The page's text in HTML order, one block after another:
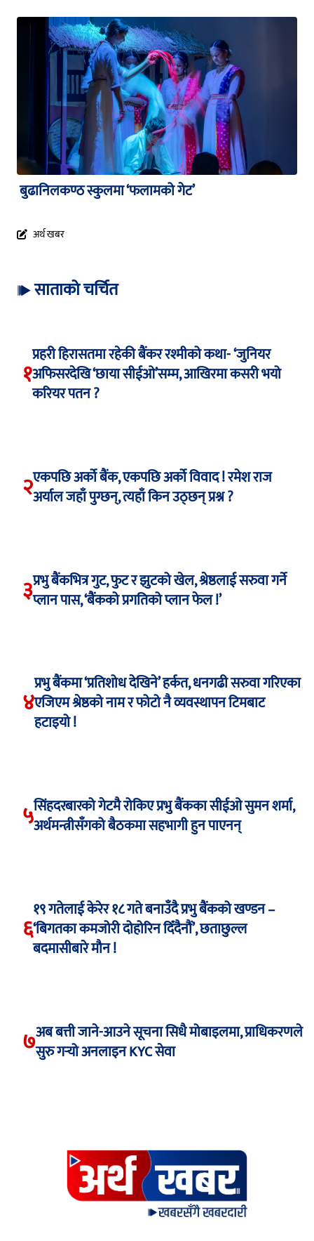
बुढानिलकण्ठ स्कुलमा ‘फलामको गेट’
अर्थ खबर
साताको चर्चित
१
प्रहरी हिरासतमा रहेकी बैंकर रश्मीको कथा- ‘जुनियर
अफिसरदेखि ‘छाया सीईओ’सम्म, आखिरमा कसरी भयो
करियर पतन ?
२एकपछि अर्को बैंक, एकपछि अर्को विवाद ! रमेश राज
अर्याल जहाँ पुग्छन्, त्यहाँ किन उठ्छन् प्रश्न ?
३प्रभु बैंकभित्र गुट, फुट र झुटको खेल, श्रेष्ठलाई सरुवा गर्ने
प्लान पास, ‘बैंकको प्रगतिको प्लान फेल !’
४
प्रभु बैंकमा ‘प्रतिशोध देखिने’ हर्कत, धनगढी सरुवा गरिएका
एजिएम श्रेष्ठको नाम र फोटो नै व्यवस्थापन टिमबाट
हटाइयो !
५सिंहदरबारको गेटमै रोकिए प्रभु बैंकका सीईओ सुमन शर्मा,
अर्थमन्त्रीसँगको बैठकमा सहभागी हुन पाएनन्
६
१९ गतेलाई केरेर १८ गते बनाउँदै प्रभु बैंकको खण्डन –
‘बिगतका कमजोरी दोहोरिन दिँदैनौं’, छताछुल्ल
बदमासीबारे मौन !
७अब बत्ती जाने-आउने सूचना सिधै मोबाइलमा, प्राधिकरणले
सुरु गर्‍यो अनलाइन KYC सेवा